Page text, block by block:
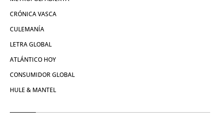
CRÓNICA VASCA
CULEMANÍA
LETRA GLOBAL
ATLÁNTICO HOY
CONSUMIDOR GLOBAL
HULE & MANTEL